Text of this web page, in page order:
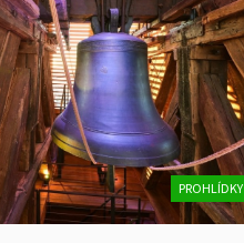
PROHLÍDKY